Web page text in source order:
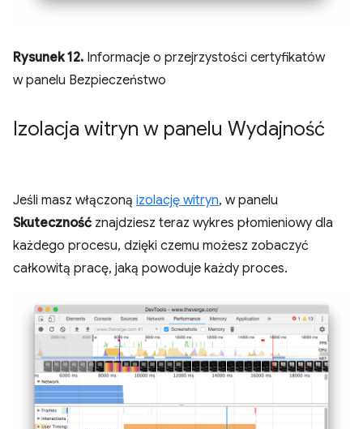
Rysunek 12. Informacje o przejrzystości certyfikatów
w panelu Bezpieczeństwo
Izolacja witryn w panelu Wydajność
Jeśli masz włączoną izolację witryn, w panelu
Skuteczność znajdziesz teraz wykres płomieniowy dla
każdego procesu, dzięki czemu możesz zobaczyć
całkowitą pracę, jaką powoduje każdy proces.